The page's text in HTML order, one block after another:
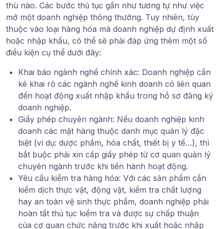
thù nào. Các bước thủ tục gần như tương tự như việc
mở một doanh nghiệp thông thường. Tuy nhiên, tùy
thuộc vào loại hàng hóa mà doanh nghiệp dự định xuất
hoặc nhập khẩu, có thể sẽ phải đáp ứng thêm một số
điều kiện cụ thể dưới đây:
Khai báo ngành nghề chính xác: Doanh nghiệp cần
kê khai rõ các ngành nghề kinh doanh có liên quan
đến hoạt động xuất nhập khẩu trong hồ sơ đăng ký
doanh nghiệp.
Giấy phép chuyên ngành: Nếu doanh nghiệp kinh
doanh các mặt hàng thuộc danh mục quản lý đặc
biệt (ví dụ: dược phẩm, hóa chất, thiết bị y tế…), thì
bắt buộc phải xin cấp giấy phép từ cơ quan quản lý
chuyên ngành trước khi tiến hành hoạt động.
Yêu cầu kiểm tra hàng hóa: Với các sản phẩm cần
kiểm dịch thực vật, động vật, kiểm tra chất lượng
hay an toàn vệ sinh thực phẩm, doanh nghiệp phải
hoàn tất thủ tục kiểm tra và được sự chấp thuận
của cơ quan chức năng trước khi xuất hoặc nhập